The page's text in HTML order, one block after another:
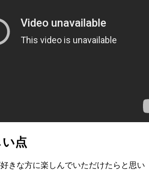
点
きな方に楽しんでいただけたらと思い